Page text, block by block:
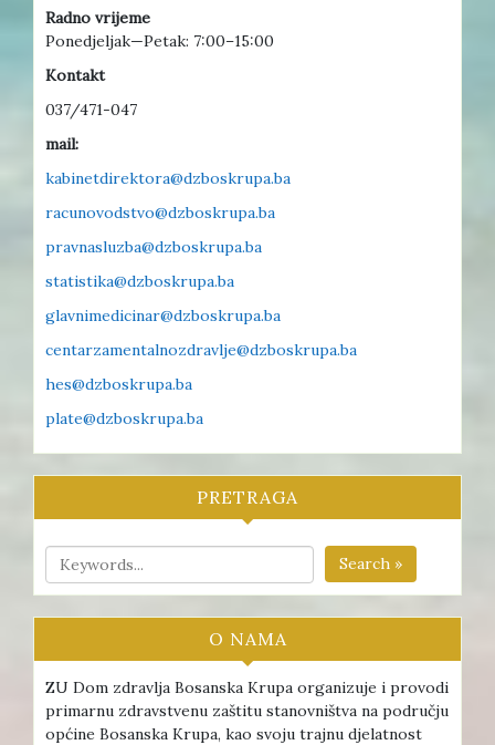
Radno vrijeme
Ponedjeljak—Petak: 7:00–15:00
Kontakt
037/471-047
mail:
kabinetdirektora@dzboskrupa.ba
racunovodstvo@dzboskrupa.ba
pravnasluzba@dzboskrupa.ba
statistika@dzboskrupa.ba
glavnimedicinar@dzboskrupa.ba
centarzamentalnozdravlje@dzboskrupa.ba
hes@dzboskrupa.ba
plate@dzboskrupa.ba
PRETRAGA
Search »
O NAMA
ZU Dom zdravlja Bosanska Krupa organizuje i provodi
primarnu zdravstvenu zaštitu stanovništva na području
općine Bosanska Krupa, kao svoju trajnu djelatnost